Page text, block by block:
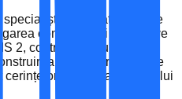
specialiști acreditați, Espace
complexității legislative
2, contribuind nu doar la
unui cadru solid de
cerințelor actuale ale mediului